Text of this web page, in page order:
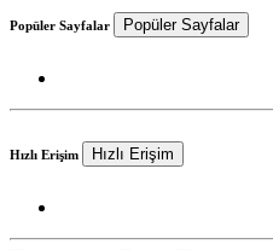
Popüler Sayfalar Popüler Sayfalar
Hızlı Erişim Hızlı Erişim